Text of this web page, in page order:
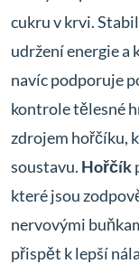
cukru v krvi.
udržení energie a
navíc podporuje
kontrole tělesné
zdrojem hořčíku,
soustavu. Hořčík
které jsou
nervovými
přispět k lepší